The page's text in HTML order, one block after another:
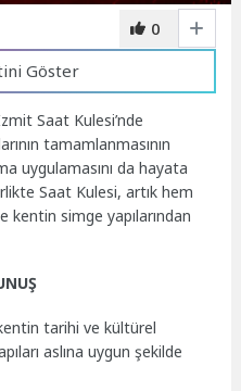
0
Göster
Saat Kulesi’nde
tamamlanmasının
uygulamasını da hayata
Saat Kulesi, artık hem
simge yapılarından
tarihi ve kültürel
aslına uygun şekilde